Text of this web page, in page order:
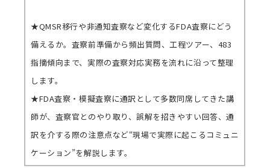
★QMSR移行や非通知査察など変化するFDA査察にどう
備えるか。査察前準備から頻出質問、工程ツアー、483
指摘傾向まで、実際の査察対応実務を流れに沿って整理
します。
★FDA査察・模擬査察に通訳として多数同席してきた講
師が、査察官とのやり取り、誤解を招きやすい回答、通
訳を介する際の注意点など“現場で実際に起こるコミュニ
ケーション”を解説します。